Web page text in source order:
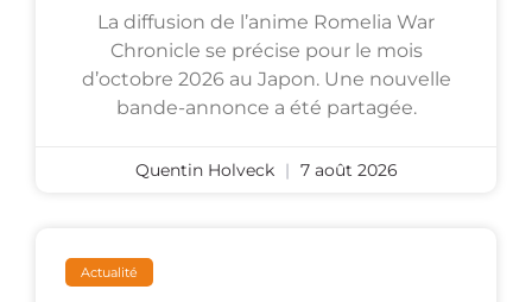
La diffusion de l’anime Romelia War
Chronicle se précise pour le mois
d’octobre 2026 au Japon. Une nouvelle
bande-annonce a été partagée.
Quentin Holveck 7 août 2026
Actualité